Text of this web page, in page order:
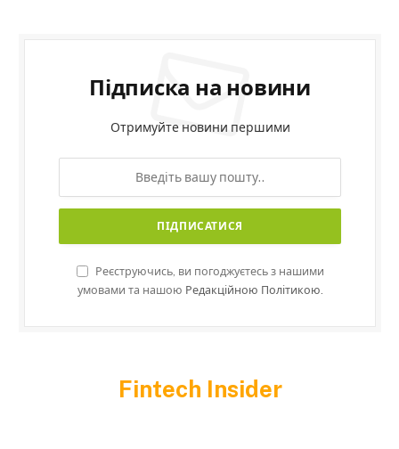
Підписка на новини
Отримуйте новини першими
Реєструючись, ви погоджуєтесь з нашими
умовами та нашою Редакційною Політикою.
Fintech Insider